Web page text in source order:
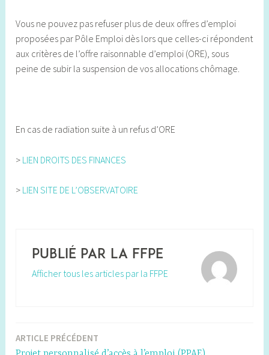
Vous ne pouvez pas refuser plus de deux offres d’emploi
proposées par Pôle Emploi dès lors que celles-ci répondent
aux critères de l’offre raisonnable d’emploi (ORE), sous
peine de subir la suspension de vos allocations chômage.
En cas de radiation suite à un refus d’ORE
> LIEN DROITS DES FINANCES
> LIEN SITE DE L’OBSERVATOIRE
Publié par la FFPE
Afficher tous les articles par la FFPE
Navigation
ARTICLE PRÉCÉDENT